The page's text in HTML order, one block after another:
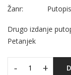
Žanr:
Drugo izdanje
Petanjek
- +